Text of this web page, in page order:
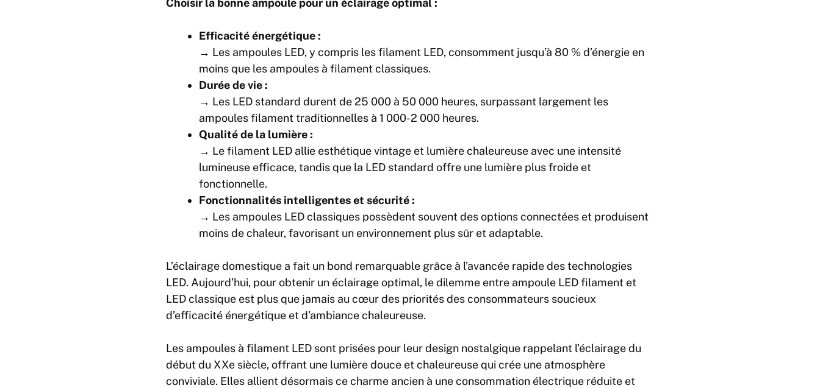
Choisir la bonne ampoule pour un éclairage optimal :
Efficacité énergétique :
→ Les ampoules LED, y compris les filament LED, consomment jusqu’à 80 % d’énergie en
moins que les ampoules à filament classiques.
Durée de vie :
→ Les LED standard durent de 25 000 à 50 000 heures, surpassant largement les
ampoules filament traditionnelles à 1 000-2 000 heures.
Qualité de la lumière :
→ Le filament LED allie esthétique vintage et lumière chaleureuse avec une intensité
lumineuse efficace, tandis que la LED standard offre une lumière plus froide et
fonctionnelle.
Fonctionnalités intelligentes et sécurité :
→ Les ampoules LED classiques possèdent souvent des options connectées et produisent
moins de chaleur, favorisant un environnement plus sûr et adaptable.
L’éclairage domestique a fait un bond remarquable grâce à l’avancée rapide des technologies
LED. Aujourd’hui, pour obtenir un éclairage optimal, le dilemme entre ampoule LED filament et
LED classique est plus que jamais au cœur des priorités des consommateurs soucieux
d’efficacité énergétique et d’ambiance chaleureuse.
Les ampoules à filament LED sont prisées pour leur design nostalgique rappelant l’éclairage du
début du XXe siècle, offrant une lumière douce et chaleureuse qui crée une atmosphère
conviviale. Elles allient désormais ce charme ancien à une consommation électrique réduite et